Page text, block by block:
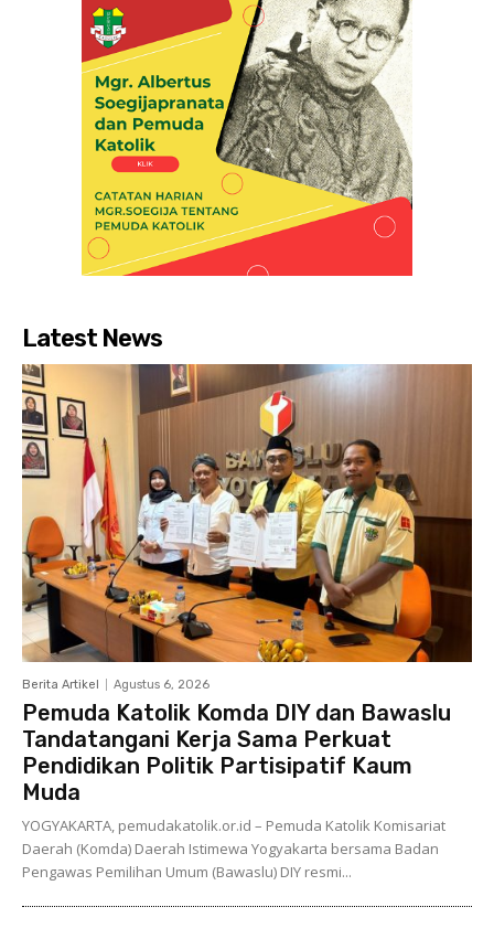
Latest News
Berita Artikel Agustus 6, 2026
Pemuda Katolik Komda DIY dan Bawaslu
Tandatangani Kerja Sama Perkuat
Pendidikan Politik Partisipatif Kaum
Muda
YOGYAKARTA, pemudakatolik.or.id – Pemuda Katolik Komisariat
Daerah (Komda) Daerah Istimewa Yogyakarta bersama Badan
Pengawas Pemilihan Umum (Bawaslu) DIY resmi...